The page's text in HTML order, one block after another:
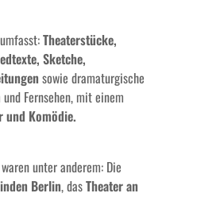
umfasst:Theaterstücke,
Sketche,
sowie dramaturgische
Fernsehen, mit einem
und Komödie.
waren unter anderem: Die
Berlin, dasTheater an